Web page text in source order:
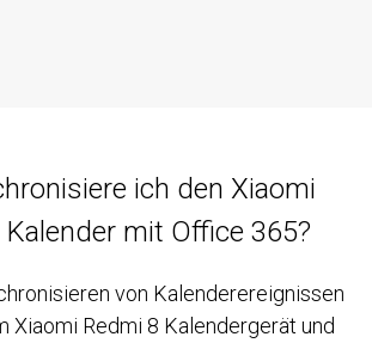
ich den Xiaomi
mit Office 365?
von Kalenderereignissen
Xiaomi Redmi 8 Kalendergerät und